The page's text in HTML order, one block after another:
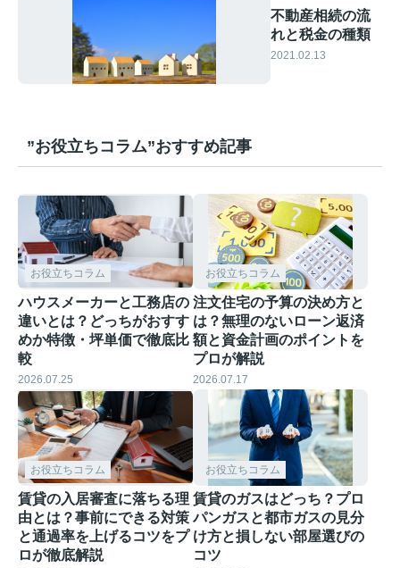
不動産相続の流
れと税金の種類
2021.02.13
”お役立ちコラム”おすすめ記事
お役立ちコラム
ハウスメーカーと工務店の
違いとは？どっちがおすす
めか特徴・坪単価で徹底比
較
2026.07.25
お役立ちコラム
注文住宅の予算の決め方と
は？無理のないローン返済
額と資金計画のポイントを
プロが解説
2026.07.17
お役立ちコラム
賃貸の入居審査に落ちる理
由とは？事前にできる対策
と通過率を上げるコツをプ
ロが徹底解説
お役立ちコラム
賃貸のガスはどっち？プロ
パンガスと都市ガスの見分
け方と損しない部屋選びの
コツ